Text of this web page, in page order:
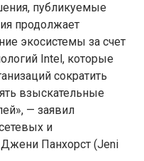
публикуемые
продолжает
экосистемы за счет
Intel, которые
сократить
взыскательные
— заявил
и
Панхорст (Jeni